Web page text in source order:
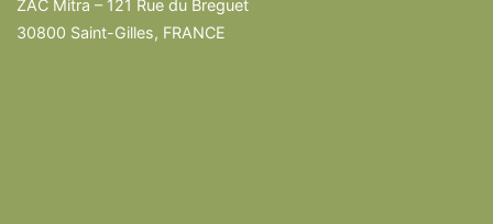
ZAC Mitra – 121 Rue du Breguet
30800 Saint-Gilles, FRANCE